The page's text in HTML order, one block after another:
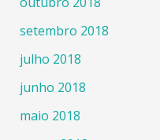
setembro 2018
julho 2018
junho 2018
maio 2018